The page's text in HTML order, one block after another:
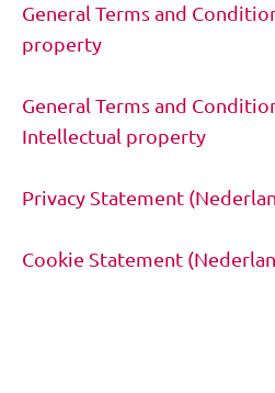
General Terms and
property
General Terms and
Intellectual property
Privacy Statement
Cookie Statement